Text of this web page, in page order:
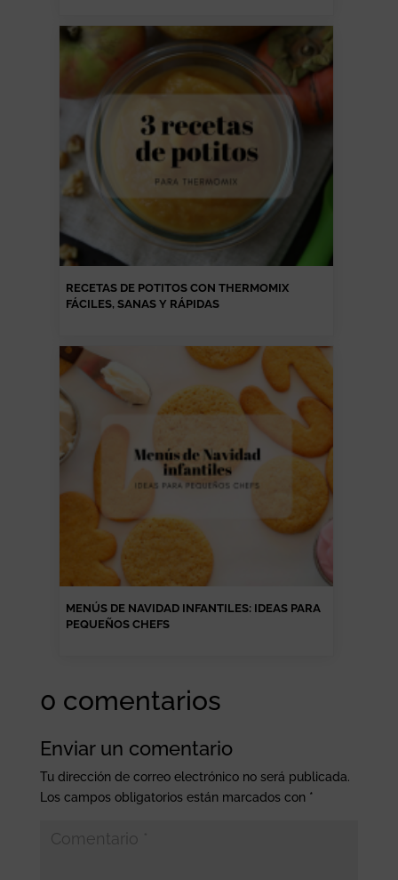
RECETAS DE POTITOS CON THERMOMIX
FÁCILES, SANAS Y RÁPIDAS
MENÚS DE NAVIDAD INFANTILES: IDEAS PARA
PEQUEÑOS CHEFS
0 comentarios
Enviar un comentario
Tu dirección de correo electrónico no será publicada.
Los campos obligatorios están marcados con *